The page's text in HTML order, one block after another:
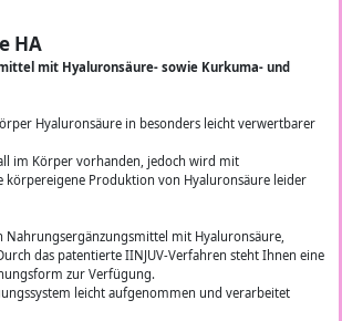
HA
mit Hyaluronsäure- sowie Kurkuma- und
Hyaluronsäure in besonders leicht verwertbarer
im Körper vorhanden, jedoch wird mit
körpereigene Produktion von Hyaluronsäure leider
Nahrungsergänzungsmittel mit Hyaluronsäure,
das patentierte IINJUV-Verfahren steht Ihnen eine
zur Verfügung.
leicht aufgenommen und verarbeitet